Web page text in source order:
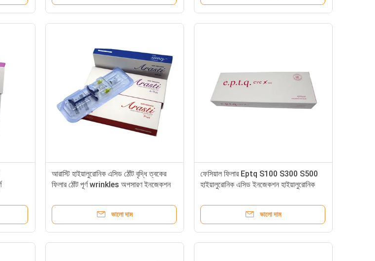
আরাস্টি হাইয়ালুরোনিক এসিড ঠোঁট বৃদ্ধি ত্বকের
ফিলার ঠোঁট পূর্ণ wrinkles অপসারণ ইনজেকশন
ভালো দাম
ফেসিয়াল ফিলার Eptq S100 S300 S500
হাইয়ালুরোনিক এসিড ইনজেকশন হাইয়ালুরোনিক
ভালো দাম